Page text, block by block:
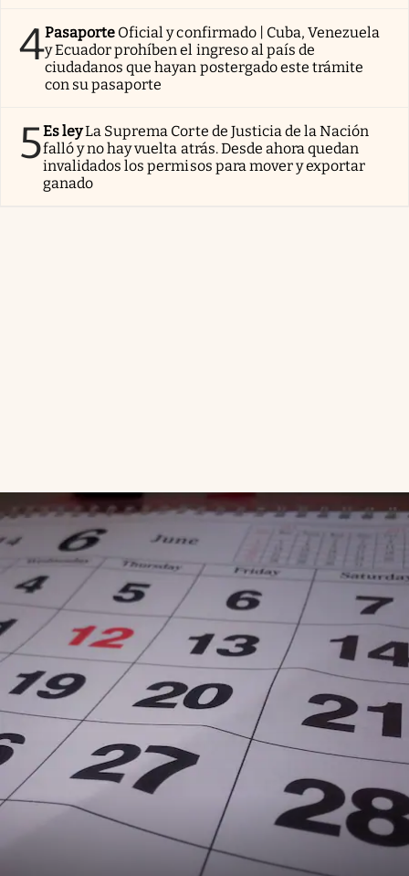
4Pasaporte Oficial y confirmado | Cuba, Venezuela
y Ecuador prohíben el ingreso al país de
ciudadanos que hayan postergado este trámite
con su pasaporte
5Es leyLa Suprema Corte de Justicia de la Nación
falló y no hay vuelta atrás. Desde ahora quedan
invalidados los permisos para mover y exportar
ganado